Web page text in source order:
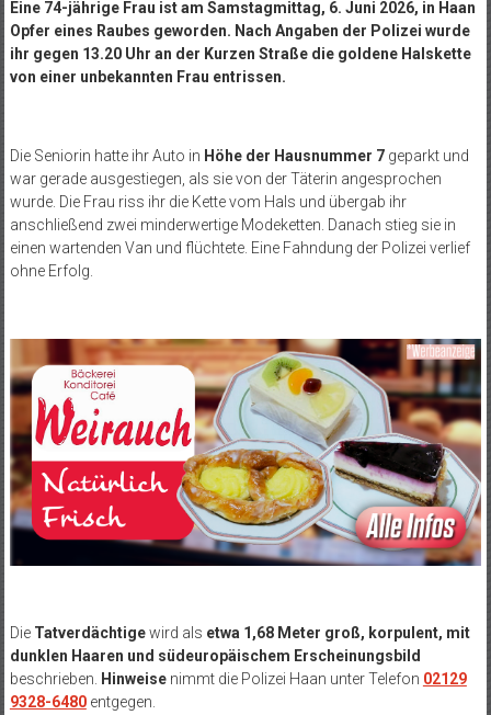
Eine 74-jährige Frau ist am Samstagmittag, 6. Juni 2026, in Haan
Opfer eines Raubes geworden. Nach Angaben der Polizei wurde
ihr gegen 13.20 Uhr an der Kurzen Straße die goldene Halskette
von einer unbekannten Frau entrissen.
Die Seniorin hatte ihr Auto in Höhe der Hausnummer 7geparkt und
war gerade ausgestiegen, als sie von der Täterin angesprochen
wurde. Die Frau riss ihr die Kette vom Hals und übergab ihr
anschließend zwei minderwertige Modeketten. Danach stieg sie in
einen wartenden Van und flüchtete. Eine Fahndung der Polizei verlief
ohne Erfolg.
Die Tatverdächtigewird als etwa 1,68 Meter groß, korpulent, mit
dunklen Haaren und südeuropäischem Erscheinungsbild
beschrieben. Hinweisenimmt die Polizei Haan unter Telefon 02129
9328-6480entgegen.